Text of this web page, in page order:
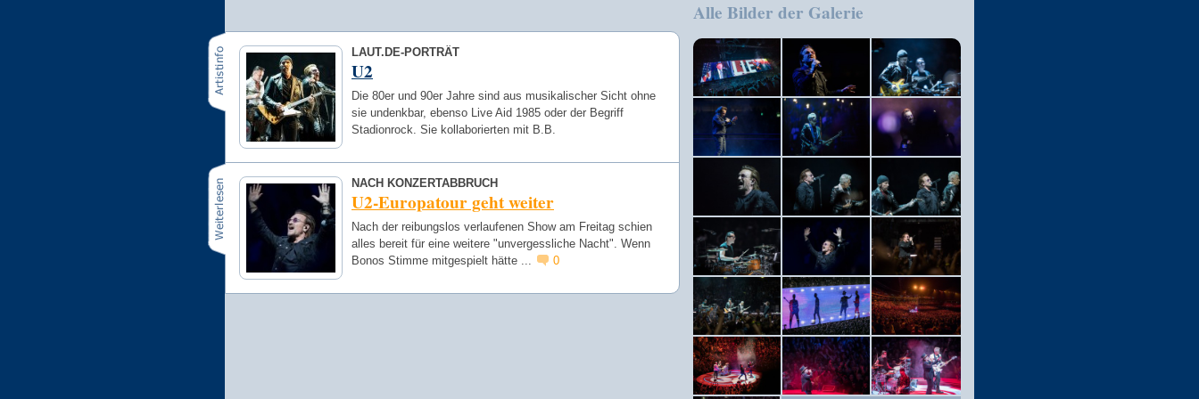
LAUT.DE-PORTRÄT
U2
Die 80er und 90er Jahre sind aus musikalischer Sicht ohne
sie undenkbar, ebenso Live Aid 1985 oder der Begriff
Stadionrock. Sie kollaborierten mit B.B.
NACH KONZERTABBRUCH
U2-Europatour geht weiter
Nach der reibungslos verlaufenen Show am Freitag schien
alles bereit für eine weitere "unvergessliche Nacht". Wenn
Bonos Stimme mitgespielt hätte ...
0
Alle Bilder der Galerie